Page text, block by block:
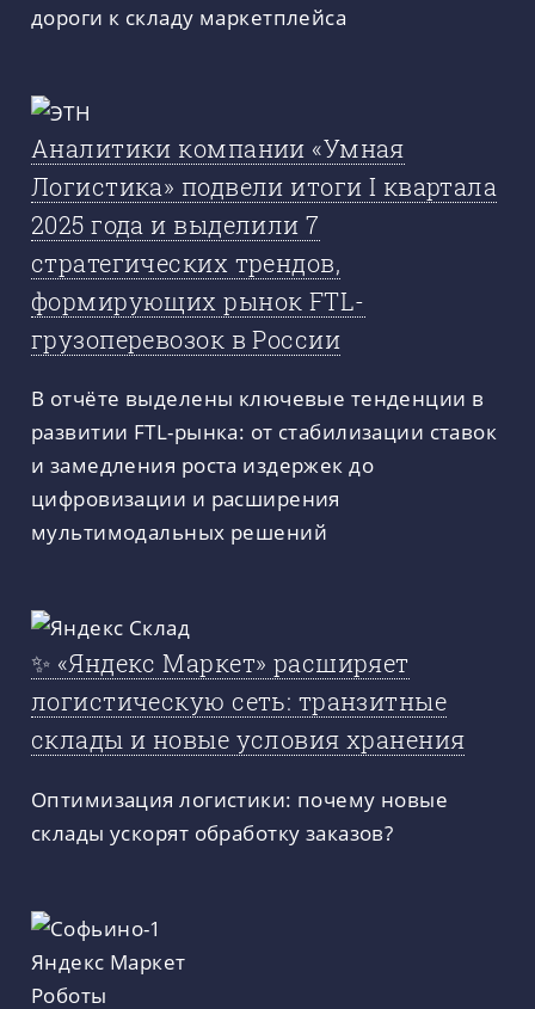
дороги к складу маркетплейса
Аналитики компании «Умная
Логистика» подвели итоги I квартала
2025 года и выделили 7
стратегических трендов,
формирующих рынок FTL-
грузоперевозок в России
В отчёте выделены ключевые тенденции в
развитии FTL-рынка: от стабилизации ставок
и замедления роста издержек до
цифровизации и расширения
мультимодальных решений
✨ «Яндекс Маркет» расширяет
логистическую сеть: транзитные
склады и новые условия хранения
Оптимизация логистики: почему новые
склады ускорят обработку заказов?